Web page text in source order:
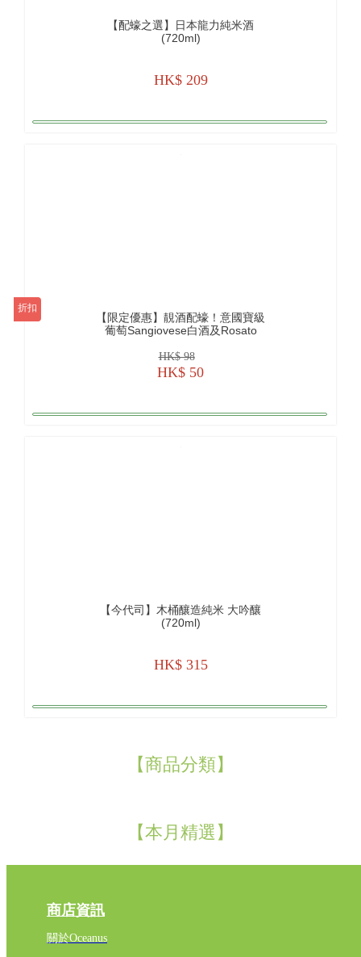
【配蠔之選】日本龍力純米酒
(720ml)
HK$ 209
折扣
【限定優惠】靚酒配蠔！意國寶級
葡萄Sangiovese白酒及Rosato
HK$ 98
HK$ 50
【今代司】木桶釀造純米 大吟釀
(720ml)
HK$ 315
【商品分類】
【本月精選】
商店資訊
關於Oceanus